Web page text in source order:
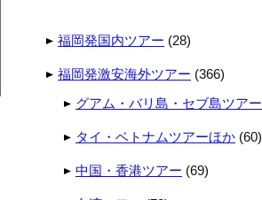
福岡発国内ツアー (28)
福岡発激安海外ツアー (366)
グアム・バリ島・セブ島ツアー
タイ・ベトナムツアーほか (60)
中国・香港ツアー (69)